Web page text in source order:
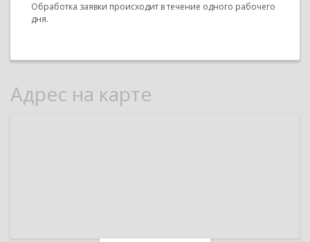
Обработка заявки происходит в течение одного рабочего
дня.
Адрес на карте